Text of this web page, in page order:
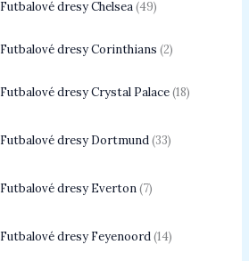
Futbalové dresy Chelsea 49
Futbalové dresy Corinthians 2
Futbalové dresy Crystal Palace 18
Futbalové dresy Dortmund 33
Futbalové dresy Everton 7
Futbalové dresy Feyenoord 14